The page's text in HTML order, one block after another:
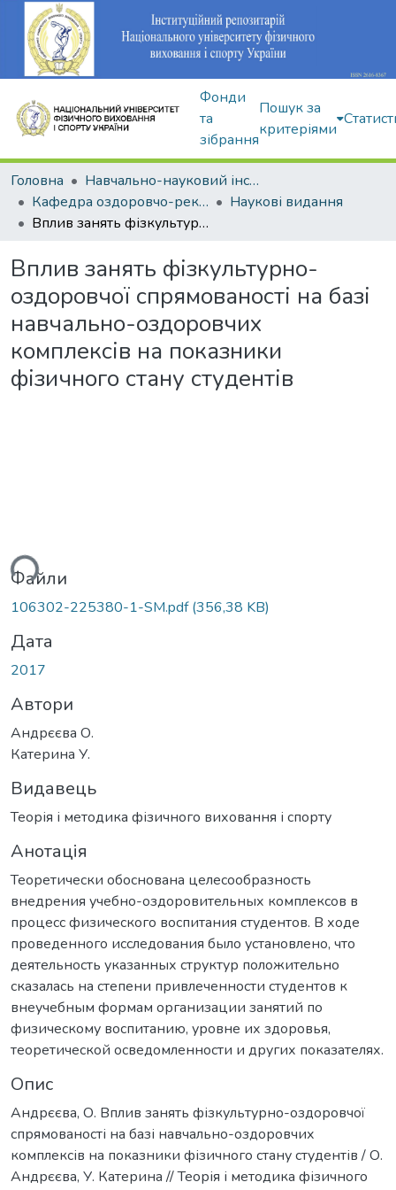
Фонди
та
зібрання
Пошук за
критеріями
Головна
Навчально-науковий інститут здоров'я, реабілітації та фізичного виховання
Кафедра оздоровчо-рекреаційної рухової активності
Наукові видання
Вплив занять фізкультурно-оздоровчої спрямованості на базі навчально-оздоровчих комплексів на показники фізичного стану студентів
Вплив занять фізкультурно-
оздоровчої спрямованості на базі
навчально-оздоровчих
комплексів на показники
фізичного стану студентів
Файли
106302-225380-1-SM.pdf(356,38 KB)
Дата
2017
Автори
Андрєєва О.
Катерина У.
Видавець
Теорія і методика фізичного виховання і спорту
Анотація
Теоретически обоснована целесообразность
внедрения учебно-оздоровительных комплексов в
процесс физического воспитания студентов. В ходе
проведенного исследования было установлено, что
деятельность указанных структур положительно
сказалась на степени привлеченности студентов к
внеучебным формам организации занятий по
физическому воспитанию, уровне их здоровья,
теоретической осведомленности и других показателях.
Опис
Андрєєва, О. Вплив занять фізкультурно-оздоровчої
спрямованості на базі навчально-оздоровчих
комплексів на показники фізичного стану студентів / О.
Андрєєва, У. Катерина // Теорія і методика фізичного